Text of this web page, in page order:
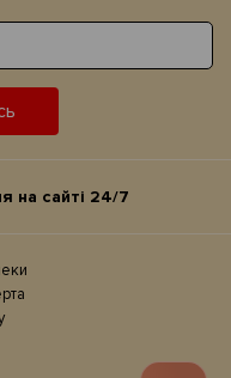
на сайтi 24/7